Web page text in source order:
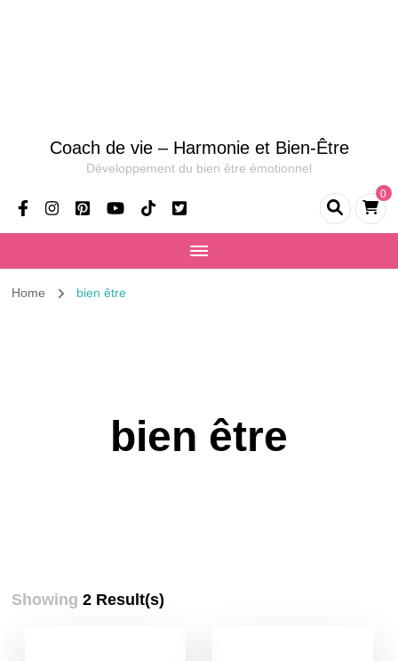
Coach de vie – Harmonie et Bien-Être
Développement du bien être émotionnel
0
Home bien être
bien être
Showing2 Result(s)